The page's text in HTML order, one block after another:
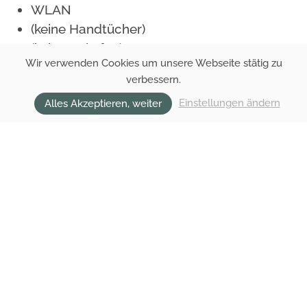
WLAN
(keine Handtücher)
(kein Backofen)
Wir verwenden Cookies um unsere Webseite stätig zu
verbessern.
Alles Akzeptieren, weiter
Einstellungen ändern